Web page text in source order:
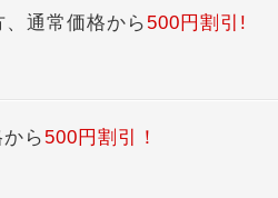
通常価格から 500円割引!
ら 500円割引！